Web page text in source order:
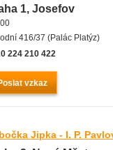
1, Josefov
416/37 (Palác Platýz)
224 210 422
vzkaz
Jipka - I. P.